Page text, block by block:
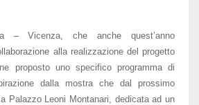
– Vicenza, che anche quest’anno
alla realizzazione del progetto
proposto uno specifico programma di
dalla mostra che dal prossimo
Palazzo Leoni Montanari, dedicata ad un